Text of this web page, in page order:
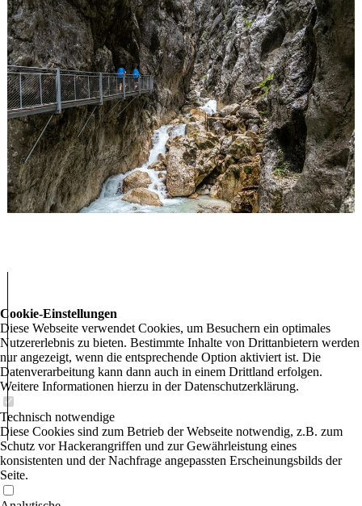
Cookie-Einstellungen
Diese Webseite verwendet Cookies, um Besuchern ein optimales
Nutzererlebnis zu bieten. Bestimmte Inhalte von Drittanbietern werden
nur angezeigt, wenn die entsprechende Option aktiviert ist. Die
Datenverarbeitung kann dann auch in einem Drittland erfolgen.
Weitere Informationen hierzu in der Datenschutzerklärung.
Technisch notwendige
Diese Cookies sind zum Betrieb der Webseite notwendig, z.B. zum
Schutz vor Hackerangriffen und zur Gewährleistung eines
konsistenten und der Nachfrage angepassten Erscheinungsbilds der
Seite.